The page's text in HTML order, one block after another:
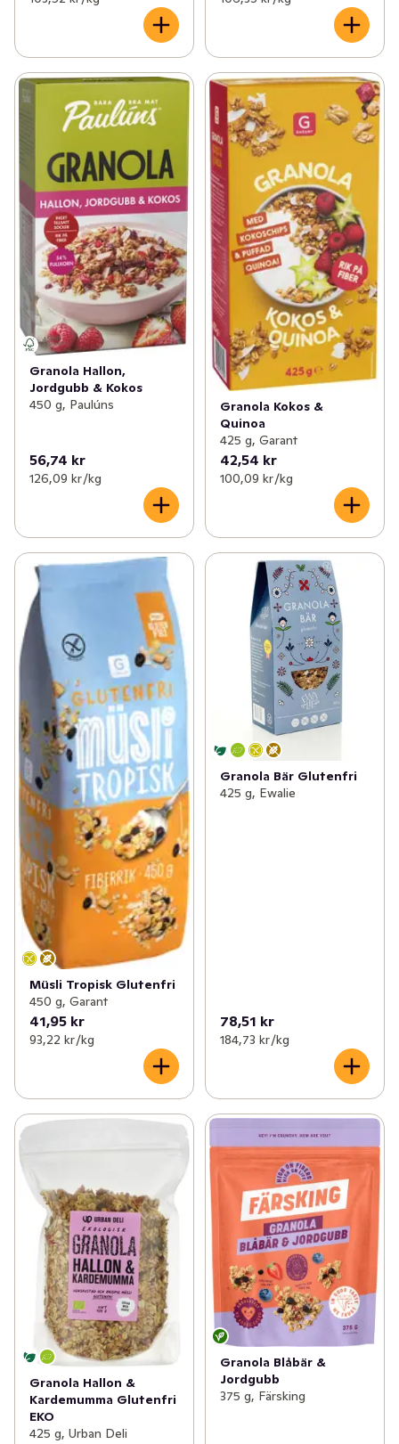
Granola Hallon,
Jordgubb & Kokos
450 g, Paulúns
56,74 kr
126,09 kr /kg
Granola Kokos &
Quinoa
425 g, Garant
42,54 kr
100,09 kr /kg
Müsli Tropisk Glutenfri
450 g, Garant
41,95 kr
93,22 kr /kg
Granola Bär Glutenfri
425 g, Ewalie
78,51 kr
184,73 kr /kg
Granola Hallon &
Kardemumma Glutenfri
EKO
425 g, Urban Deli
Granola Blåbär &
Jordgubb
375 g, Färsking